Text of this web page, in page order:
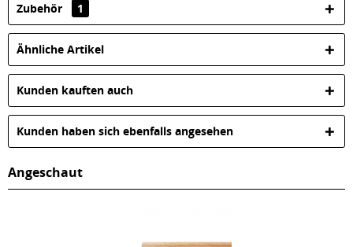
Zubehör 1
Ähnliche Artikel
Kunden kauften auch
Kunden haben sich ebenfalls angesehen
Angeschaut